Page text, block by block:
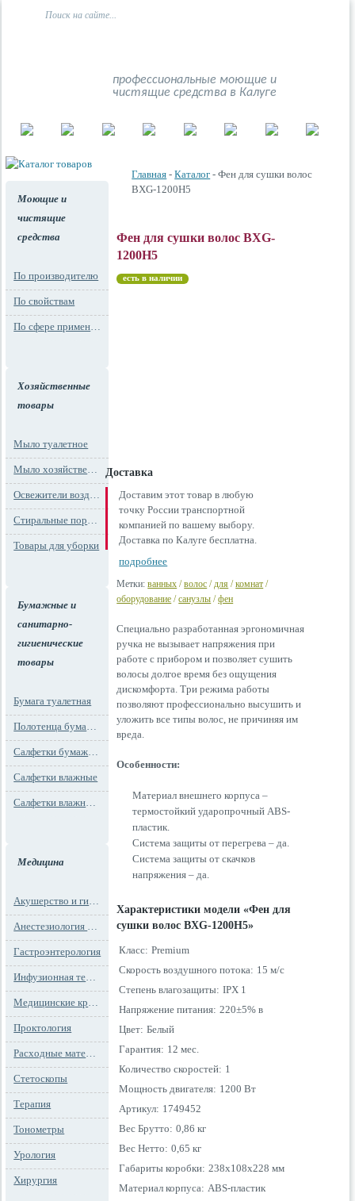
профессиональные моющие и
чистящие средства в Калуге
Моющие и
чистящие
средства
По производителю
По свойствам
По сфере применения
Хозяйственные
товары
Мыло туалетное
Мыло хозяйственное
Освежители воздуха
Стиральные порошки
Товары для уборки
Бумажные и
санитарно-
гигиенические
товары
Бумага туалетная
Полотенца бумажные
Салфетки бумажные
Салфетки влажные
Салфетки влажные технического назначения
Медицина
Акушерство и гинекология
Анестезиология и реанимация
Гастроэнтерология
Инфузионная терапия
Медицинские кресла
Проктология
Расходные материалы
Стетоскопы
Терапия
Тонометры
Урология
Хирургия
Главная -Каталог - Фен для сушки волос
BXG-1200H5
Фен для сушки волос BXG-
1200H5
есть в наличии
Доставка
Доставим этот товар в любую
точку России транспортной
компанией по вашему выбору.
Доставка по Калуге бесплатна.
подробнее
Метки: ванных /волос /для /комнат /
оборудование /санузлы /фен
Специально разработанная эргономичная
ручка не вызывает напряжения при
работе с прибором и позволяет сушить
волосы долгое время без ощущения
дискомфорта. Три режима работы
позволяют профессионально высушить и
уложить все типы волос, не причиняя им
вреда.
Особенности:
Материал внешнего корпуса –
термостойкий ударопрочный ABS-
пластик.
Система защиты от перегрева – да.
Система защиты от скачков
напряжения – да.
Характеристики модели «Фен для
сушки волос BXG-1200H5»
Класс: Premium
Скорость воздушного потока: 15 м/с
Степень влагозащиты: IPX 1
Напряжение питания: 220±5% в
Цвет: Белый
Гарантия: 12 мес.
Количество скоростей: 1
Мощность двигателя: 1200 Вт
Артикул: 1749452
Вес Брутто: 0,86 кг
Вес Нетто: 0,65 кг
Габариты коробки: 238x108x228 мм
Материал корпуса: ABS-пластик